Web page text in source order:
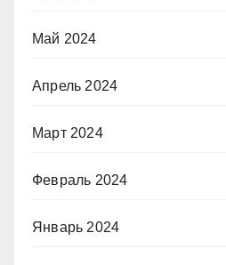
Май 2024
Апрель 2024
Март 2024
Февраль 2024
Январь 2024